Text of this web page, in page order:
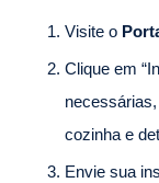
Visite o
Clique em
cozinha e
Envie sua